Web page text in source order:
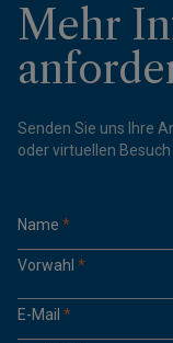
Mehr
Senden Sie uns Ihre
oder virtuellen Besuch
Name *
Vorwahl *
E-Mail *